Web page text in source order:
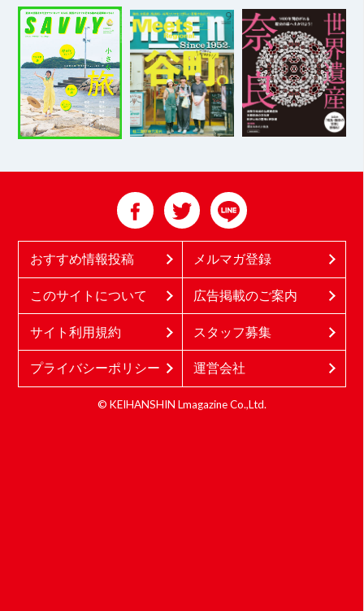
おすすめ情報投稿 メルマガ登録
このサイトについて 広告掲載のご案内
サイト利用規約 スタッフ募集
プライバシーポリシー 運営会社
© KEIHANSHIN Lmagazine Co.,Ltd.